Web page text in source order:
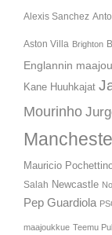
Alexis Sanchez
Aston Villa Brighton
Englannin
Kane Huuhkajat
Mourinho
Mauricio
Salah Newcastle
Pep Guardiola
maajoukkue Teemu